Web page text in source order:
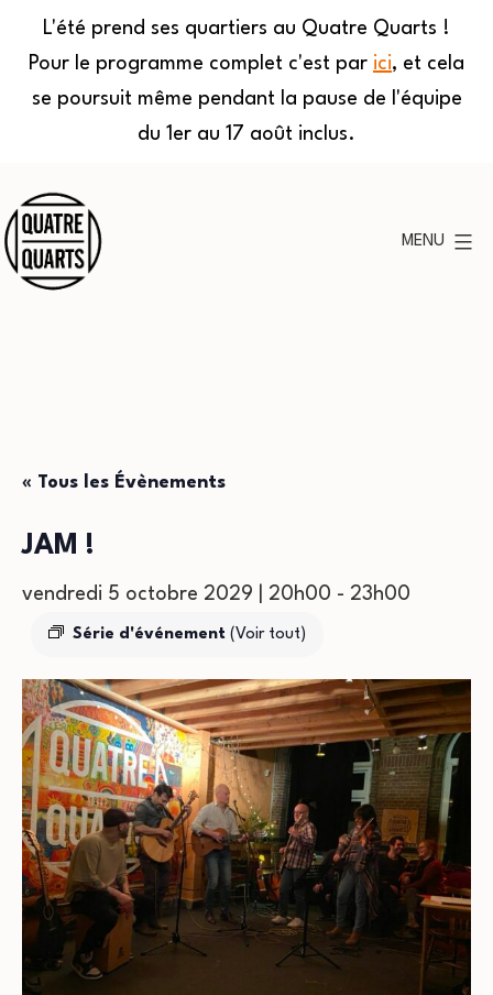
L'été prend ses quartiers au Quatre Quarts !
Pour le programme complet c'est par ici, et cela
se poursuit même pendant la pause de l'équipe
du 1er au 17 août inclus.
au
contenu
MENU
« Tous les Évènements
JAM !
vendredi 5 octobre 2029 | 20h00 - 23h00
Série d'événement (Voir tout)